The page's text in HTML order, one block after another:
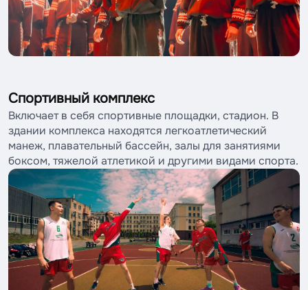
Спортивный комплекс
Включает в себя спортивные площадки, стадион. В
здании комплекса находятся легкоатлетический
манеж, плавательный бассейн, залы для занятиями
боксом, тяжелой атлетикой и другими видами спорта.